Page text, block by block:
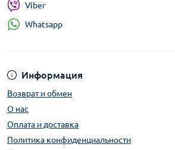
Информация
Возврат и обмен
О нас
Оплата и доставка
Политика конфиденциальности
Viber
Whatsapp